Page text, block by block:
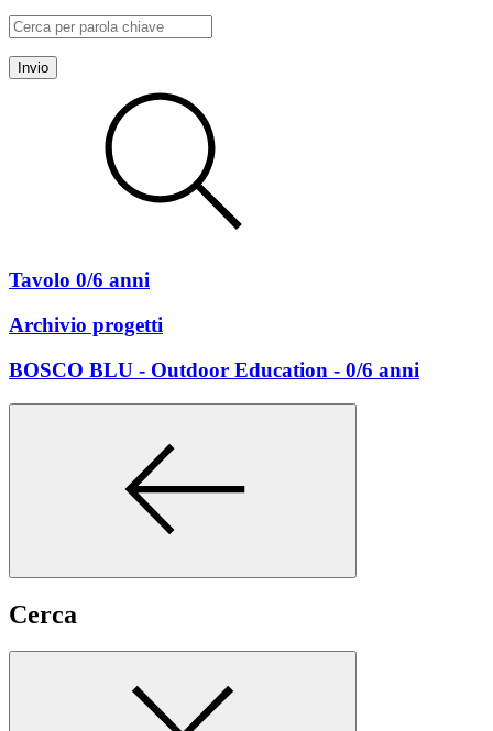
Invio
Tavolo 0/6 anni
Archivio progetti
BOSCO BLU - Outdoor Education - 0/6 anni
Cerca